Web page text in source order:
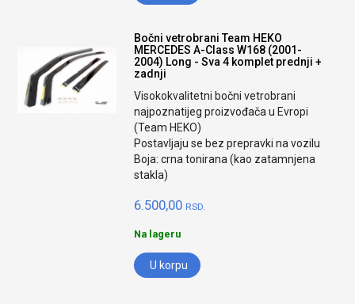
Bočni vetrobrani Team HEKO
MERCEDES A-Class W168 (2001-
2004) Long - Sva 4 komplet prednji +
zadnji
Visokokvalitetni bočni vetrobrani
najpoznatijeg proizvođača u Evropi
(Team HEKO)
Postavljaju se bez prepravki na vozilu
Boja: crna tonirana (kao zatamnjena
stakla)
6.500,00 RSD.
Na lageru
U korpu